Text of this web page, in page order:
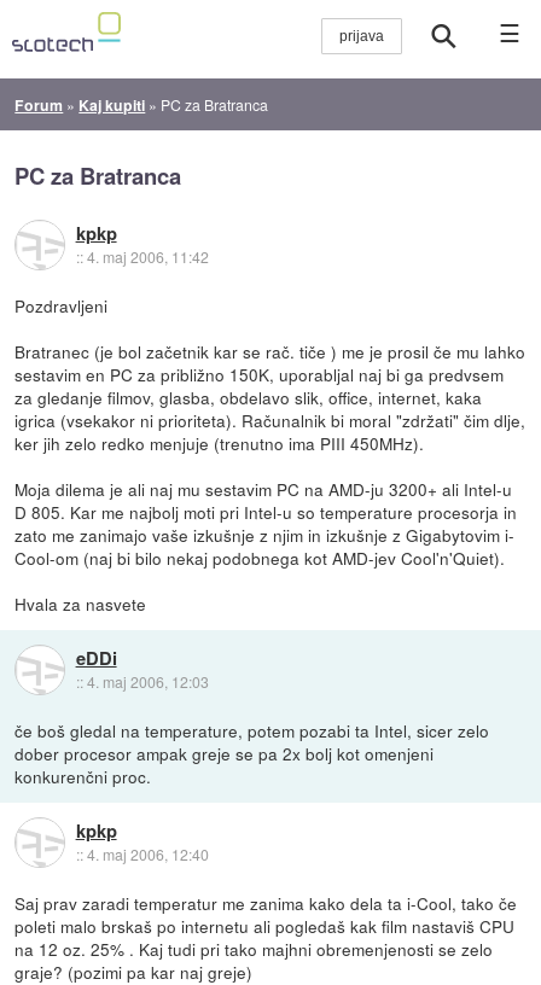
☰
Forum » Kaj kupiti » PC za Bratranca
PC za Bratranca
kpkp
::4. maj 2006, 11:42
Pozdravljeni
Bratranec (je bol začetnik kar se rač. tiče ) me je prosil če mu lahko
sestavim en PC za približno 150K, uporabljal naj bi ga predvsem
za gledanje filmov, glasba, obdelavo slik, office, internet, kaka
igrica (vsekakor ni prioriteta). Računalnik bi moral "zdržati" čim dlje,
ker jih zelo redko menjuje (trenutno ima PIII 450MHz).
Moja dilema je ali naj mu sestavim PC na AMD-ju 3200+ ali Intel-u
D 805. Kar me najbolj moti pri Intel-u so temperature procesorja in
zato me zanimajo vaše izkušnje z njim in izkušnje z Gigabytovim i-
Cool-om (naj bi bilo nekaj podobnega kot AMD-jev Cool'n'Quiet).
Hvala za nasvete
eDDi
::4. maj 2006, 12:03
če boš gledal na temperature, potem pozabi ta Intel, sicer zelo
dober procesor ampak greje se pa 2x bolj kot omenjeni
konkurenčni proc.
kpkp
::4. maj 2006, 12:40
Saj prav zaradi temperatur me zanima kako dela ta i-Cool, tako če
poleti malo brskaš po internetu ali pogledaš kak film nastaviš CPU
na 12 oz. 25% . Kaj tudi pri tako majhni obremenjenosti se zelo
graje? (pozimi pa kar naj greje)